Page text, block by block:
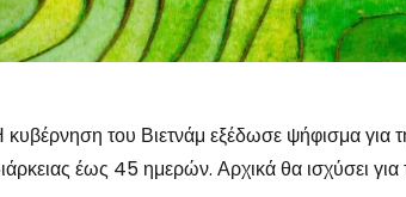
κυβέρνηση του Βιετνάμ εξέδωσε ψήφισμα για
έως 45 ημερών. Αρχικά θα ισχύσει